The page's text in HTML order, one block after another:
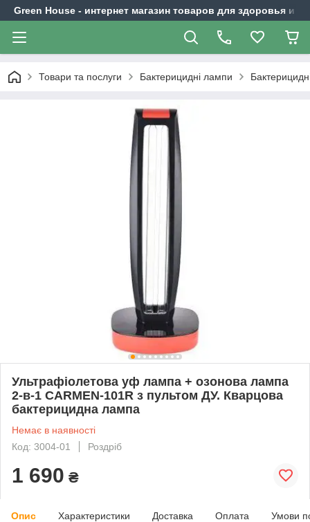
Green House - интернет магазин товаров для здоровья и
Товари та послуги Бактерицидні лампи
Ультрафіолетова уф лампа + озонова лампа
2-в-1 CARMEN-101R з пультом ДУ. Кварцова
бактерицидна лампа
Немає в наявності
Код: 3004-01
Роздріб
1 690 ₴
Опис Характеристики Доставка Оплата Умови